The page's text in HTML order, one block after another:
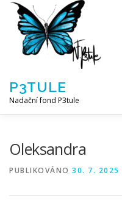
Přeskočit
obsah
P3TULE
Nadační fond P3tule
Oleksandra
PUBLIKOVÁNO 30. 7. 2025